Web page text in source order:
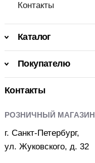
Контакты
Каталог
Покупателю
Контакты
РОЗНИЧНЫЙ МАГАЗИН
г. Санкт-Петербург,
ул. Жуковского, д. 32